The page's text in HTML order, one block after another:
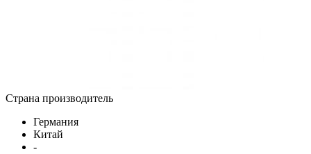
Страна производитель
Германия
Китай
-